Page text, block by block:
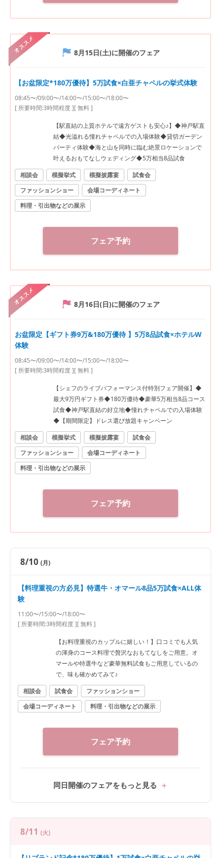
オススメ 8月15日(土)に開催のフェア
【お盆限定*180万優待】5万試食×白亜チャペルの挙式体験
08:45〜/09:00〜/14:00〜/15:00〜/18:00〜
[ 所要時間:3時間程度][ 無料 ]
【駅直結の上質ホテルで遠方ゲストも安心♪】◆神戸駅直
結◆光溢れる憧れチャペルでの入場体験◆貸切ガーデン
パーティ体験◆海と山を同時に臨む絶景ロケーションで
叶えるおもてなしウェディング◆5万相当8品試食
相談会
模擬挙式 模擬披露宴
試食会
ファッションショー
会場コーディネート
料理・引出物などの展示
フェア予約
オススメ 8月16日(日)に開催のフェア
お盆限定【ギフト券9万&180万優待 】5万8品試食×ホテルW
体験
08:45〜/09:00〜/14:00〜/15:00〜/18:00〜
[ 所要時間:3時間程度][ 無料 ]
【シェフのライブパフォーマンス付特別フェア開催】◆
最大9万円ギフト券◆180万優待◆豪華5万相当8品コース
試食◆神戸駅直結の好立地◆憧れチャペルでの入場体験
◆【期間限定】ドレス選び放題キャンペーン
相談会
模擬挙式 模擬披露宴
試食会
ファッションショー
会場コーディネート
料理・引出物などの展示
フェア予約
8/10 (月)
【料理重視の方必見】特選牛・オマール8品5万試食×ALL体
験
11:00〜/15:00〜/18:00〜
[ 所要時間:3時間程度][ 無料 ]
【お料理重視のカップルに嬉しい！】口コミでも人気
の渾身のコース料理で贅沢なおもてなしをご用意。オ
マールや特選牛など豪華無料試食もご用意しているの
で、味も確かめてみて♪
相談会
試食会
ファッションショー
会場コーディネート
料理・引出物などの展示
フェア予約
同日開催のフェアをもっと見る
8/11 (火)